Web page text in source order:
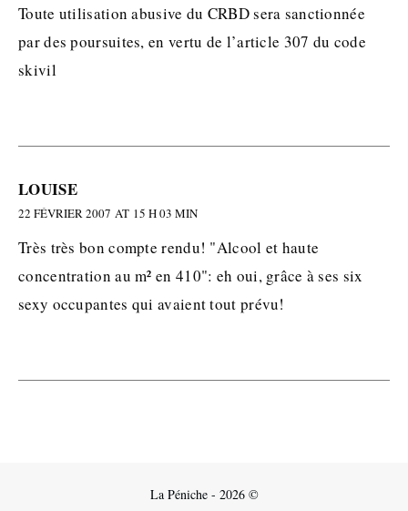
Toute utilisation abusive du CRBD sera sanctionnée
par des poursuites, en vertu de l’article 307 du code
skivil
LOUISE
22 FÉVRIER 2007 AT 15 H 03 MIN
Très très bon compte rendu! "Alcool et haute
concentration au m² en 410": eh oui, grâce à ses six
sexy occupantes qui avaient tout prévu!
La Péniche - 2026 ©